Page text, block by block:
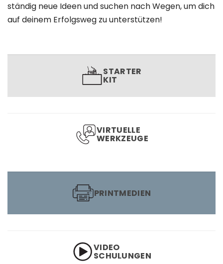
ständig neue Ideen und suchen nach Wegen, um dich
auf deinem Erfolgsweg zu unterstützen!
STARTER
KIT
VIRTUELLE
WERKZEUGE
PRINTMEDIEN
VIDEO
SCHULUNGEN